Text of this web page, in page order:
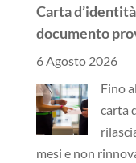
Carta
documento
6 Agosto 2026
Fino
carta
mesi e non